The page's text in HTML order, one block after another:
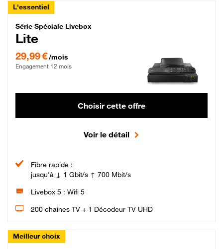
L'essentiel
Série Spéciale Livebox Lite Fibre
Série Spéciale Livebox
Lite
29,99 €/mois
Engagement 12 mois
Choisir cette offre
Voir le détail
Fibre rapide :
jusqu'à ↓ 1 Gbit/s ↑ 700 Mbit/s
Livebox 5 : Wifi 5
200 chaînes TV + 1 Décodeur TV UHD
Meilleur choix